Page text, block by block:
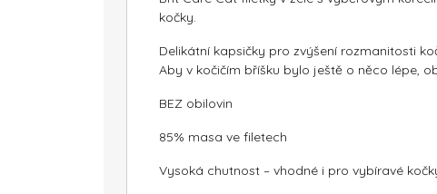
kočky.
Delikátní kapsičky pro zvýšení rozmanitosti
Aby v kočičím bříšku bylo ještě o něco lépe,
BEZ obilovin
85% masa ve filetech
Vysoká chutnost – vhodné i pro vybíravé